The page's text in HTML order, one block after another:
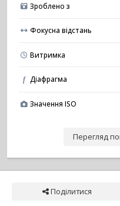
Зроблено з
Фокусна відстань
Витримка
f Діафрагма
Значення ISO
Перегляд
Поділитися